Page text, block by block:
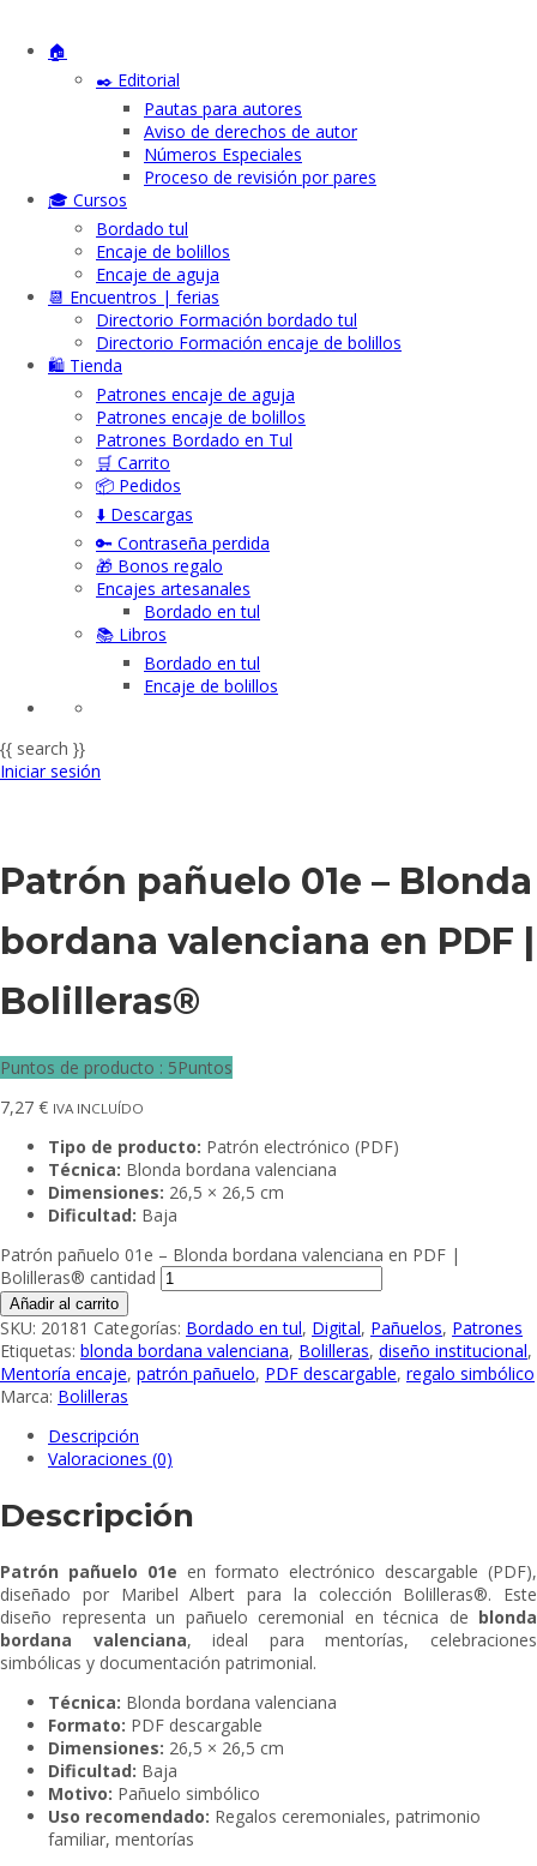
🏠
✒️ Editorial
Pautas para autores
Aviso de derechos de autor
Números Especiales
Proceso de revisión por pares
🎓 Cursos
Bordado tul
Encaje de bolillos
Encaje de aguja
📆 Encuentros | ferias
Directorio Formación bordado tul
Directorio Formación encaje de bolillos
🛍️ Tienda
Patrones encaje de aguja
Patrones encaje de bolillos
Patrones Bordado en Tul
🛒 Carrito
📦 Pedidos
⬇️ Descargas
🔑 Contraseña perdida
🎁 Bonos regalo
Encajes artesanales
Bordado en tul
📚 Libros
Bordado en tul
Encaje de bolillos
{{ search }}
Iniciar sesión
Patrón pañuelo 01e – Blonda
bordana valenciana en PDF |
Bolilleras®
Puntos de producto : 5Puntos
7,27 € IVA INCLUÍDO
Tipo de producto: Patrón electrónico (PDF)
Técnica: Blonda bordana valenciana
Dimensiones: 26,5 × 26,5 cm
Dificultad: Baja
Patrón pañuelo 01e – Blonda bordana valenciana en PDF |
Bolilleras® cantidad
Añadir al carrito
SKU: 20181 Categorías: Bordado en tul, Digital, Pañuelos, Patrones
Etiquetas: blonda bordana valenciana, Bolilleras, diseño institucional,
Mentoría encaje, patrón pañuelo, PDF descargable, regalo simbólico
Marca: Bolilleras
Descripción
Valoraciones (0)
Descripción
Patrón pañuelo 01e en formato electrónico descargable (PDF),
diseñado por Maribel Albert para la colección Bolilleras®. Este
diseño representa un pañuelo ceremonial en técnica de blonda
bordana valenciana, ideal para mentorías, celebraciones
simbólicas y documentación patrimonial.
Técnica: Blonda bordana valenciana
Formato: PDF descargable
Dimensiones: 26,5 × 26,5 cm
Dificultad: Baja
Motivo: Pañuelo simbólico
Uso recomendado: Regalos ceremoniales, patrimonio
familiar, mentorías